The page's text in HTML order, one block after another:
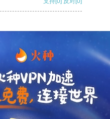
支持
支持[0] 反对[0]